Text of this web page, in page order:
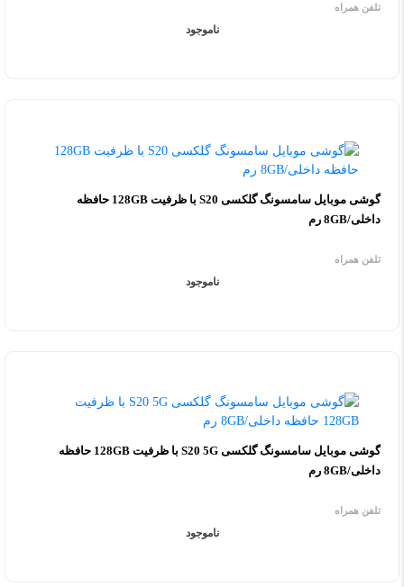
تلفن همراه
ناموجود
گوشی موبایل سامسونگ گلکسی S20 با ظرفیت 128GB حافظه
داخلی/8GB رم
تلفن همراه
ناموجود
گوشی موبایل سامسونگ گلکسی S20 5G با ظرفیت 128GB حافظه
داخلی/8GB رم
تلفن همراه
ناموجود